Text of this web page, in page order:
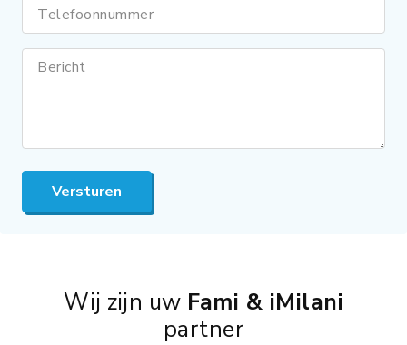
Telefoonnummer
Bericht
Versturen
Wij zijn uw Fami & iMilani
partner